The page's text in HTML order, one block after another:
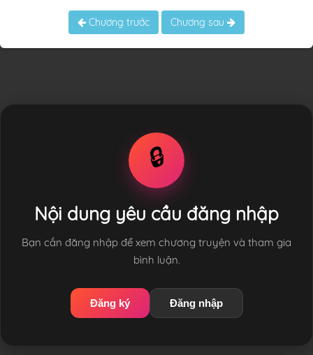
Chương trước Chương sau
🔒
Nội dung yêu cầu đăng nhập
Bạn cần đăng nhập để xem chương truyện và tham gia
bình luận.
Đăng ký Đăng nhập